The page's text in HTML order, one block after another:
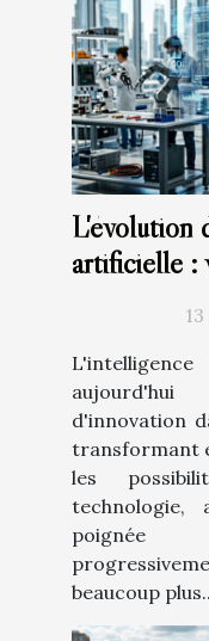
L'évolution
artificielle :
d'innovation
transformant
les
technologie,
poignée
beaucoup